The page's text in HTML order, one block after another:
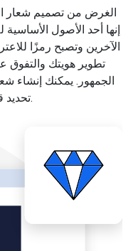
الغرض من تصميم شعار
إنها أحد الأصول الأساسية
الآخرين وتصبح رمزًا
تطوير هويتك والتفوق
الجمهور. يمكنك إنشاء
تحديد قالب مذهل وتعديله.